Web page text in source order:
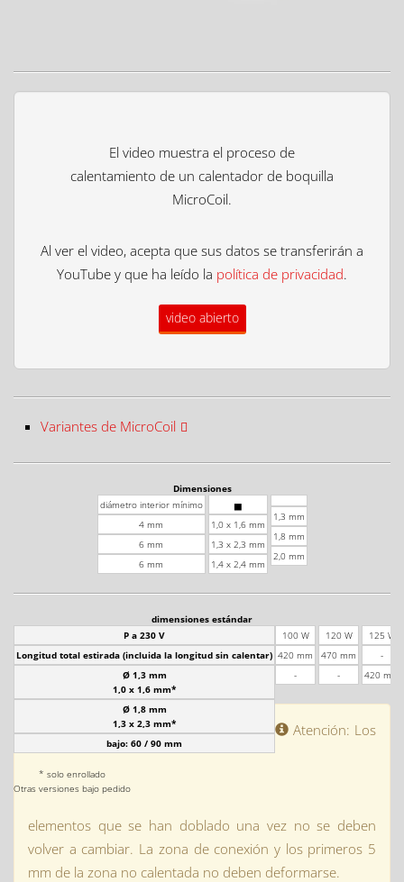
El video muestra el proceso de
calentamiento de un calentador de boquilla
MicroCoil.
Al ver el video, acepta que sus datos se transferirán a
YouTube y que ha leído la política de privacidad.
video abierto
Variantes de MicroCoil
Dimensiones
diámetro interior mínimo
4 mm
6 mm
6 mm
▅
1,0 x 1,6 mm
1,3 x 2,3 mm
1,4 x 2,4 mm
1,3 mm
1,8 mm
2,0 mm
dimensiones estándar
P a 230 V
Longitud total estirada (incluida la longitud sin calentar)
Ø 1,3 mm
1,0 x 1,6 mm*
Ø 1,8 mm
1,3 x 2,3 mm*
bajo: 60 / 90 mm
* solo enrollado
Otras versiones bajo pedido
100 W
420 mm
-
120 W
470 mm
-
125 W
-
420 mm
Atención: Los
elementos que se han doblado una vez no se deben
volver a cambiar. La zona de conexión y los primeros 5
mm de la zona no calentada no deben deformarse.